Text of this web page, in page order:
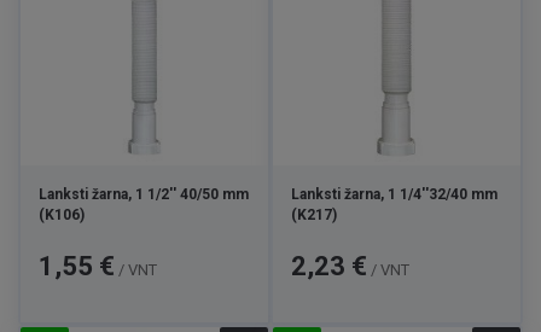
Lanksti žarna, 1 1/2'' 40/50 mm
(K106)
Kaina
1,55 € / VNT
Lanksti žarna, 1 1/4''32/40 mm
(K217)
Kaina
2,23 € / VNT